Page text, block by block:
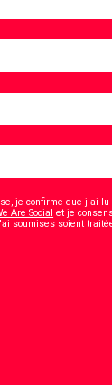
je confirme que j'ai lu
Are Social et je
soumises soient